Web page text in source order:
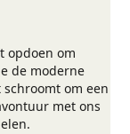
opdoen om
de moderne
om een
met ons